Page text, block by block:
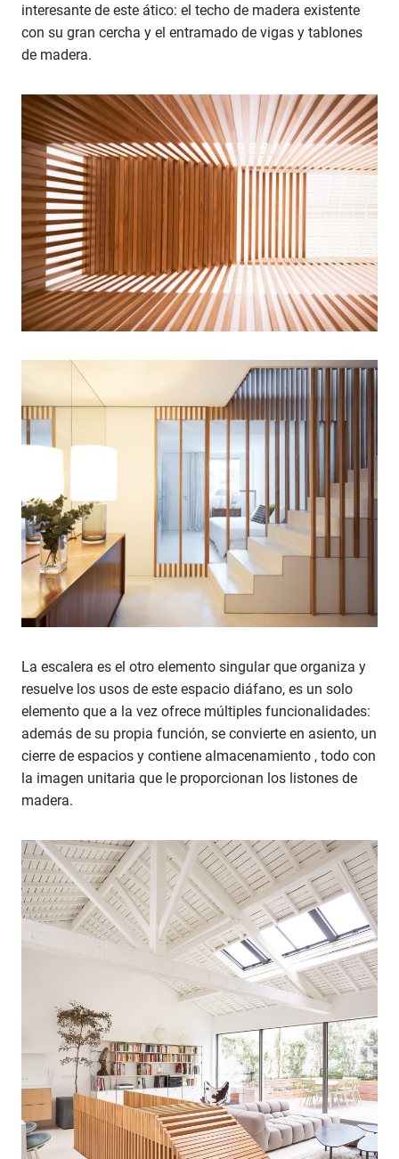
interesante de este ático: el techo de madera existente
con su gran cercha y el entramado de vigas y tablones
de madera.
La escalera es el otro elemento singular que organiza y
resuelve los usos de este espacio diáfano, es un solo
elemento que a la vez ofrece múltiples funcionalidades:
además de su propia función, se convierte en asiento, un
cierre de espacios y contiene almacenamiento , todo con
la imagen unitaria que le proporcionan los listones de
madera.